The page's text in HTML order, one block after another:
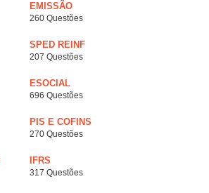
EMISSÃO
260 Questões
SPED REINF
207 Questões
ESOCIAL
696 Questões
PIS E COFINS
270 Questões
IFRS
317 Questões